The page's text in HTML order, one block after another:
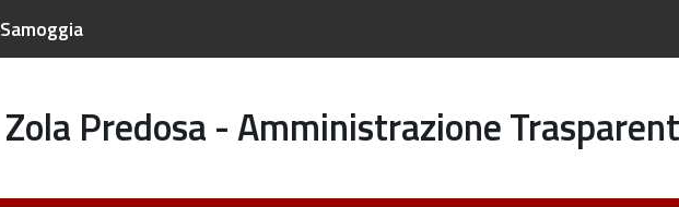
Predosa - Amministrazione